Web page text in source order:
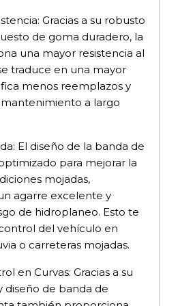
Gracias a su robusto
de goma duradero, la
una mayor resistencia al
traduce en una mayor
menos reemplazos y
a largo
El diseño de la banda de
para mejorar la
mojadas,
agarre excelente y
de hidroplaneo. Esto te
del vehículo en
o carreteras mojadas.
en Curvas: Gracias a su
diseño de banda de